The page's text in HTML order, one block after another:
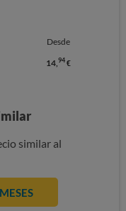
Desde
14, 94€
similar al